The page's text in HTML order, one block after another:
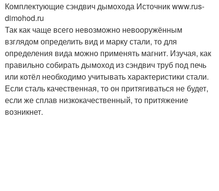
Комплектующие сэндвич дымохода Источник www.rus-
dimohod.ru
Так как чаще всего невозможно невооружённым
взглядом определить вид и марку стали, то для
определения вида можно применять магнит. Изучая, как
правильно собирать дымоход из сэндвич труб под печь
или котёл необходимо учитывать характеристики стали.
Если сталь качественная, то он притягиваться не будет,
если же сплав низкокачественный, то притяжение
возникнет.